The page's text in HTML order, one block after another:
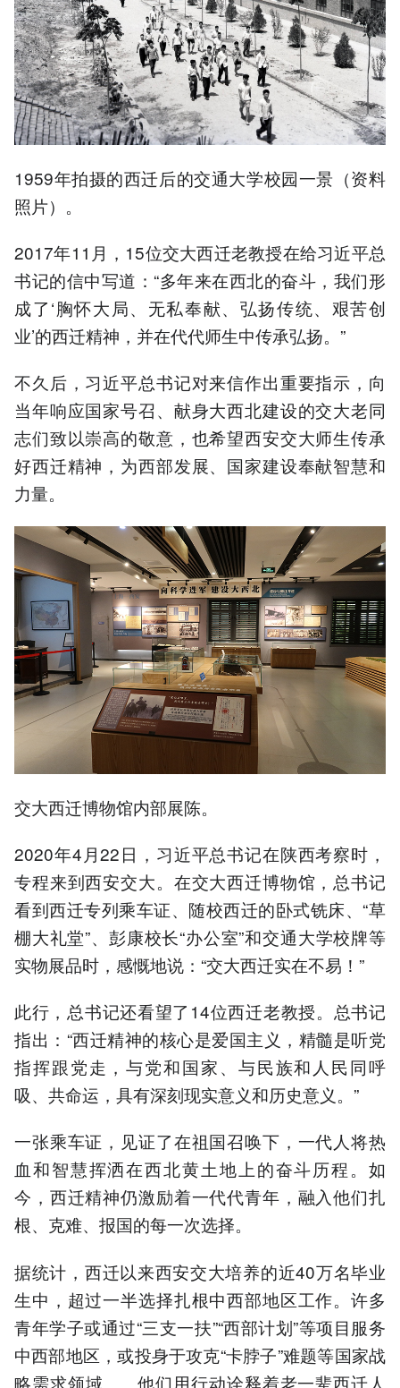
1959年拍摄的西迁后的交通大学校园一景（资料
照片）。
2017年11月，15位交大西迁老教授在给习近平总
书记的信中写道：“多年来在西北的奋斗，我们形
成了‘胸怀大局、无私奉献、弘扬传统、艰苦创
业’的西迁精神，并在代代师生中传承弘扬。”
不久后，习近平总书记对来信作出重要指示，向
当年响应国家号召、献身大西北建设的交大老同
志们致以崇高的敬意，也希望西安交大师生传承
好西迁精神，为西部发展、国家建设奉献智慧和
力量。
交大西迁博物馆内部展陈。
2020年4月22日，习近平总书记在陕西考察时，
专程来到西安交大。在交大西迁博物馆，总书记
看到西迁专列乘车证、随校西迁的卧式铣床、“草
棚大礼堂”、彭康校长“办公室”和交通大学校牌等
实物展品时，感慨地说：“交大西迁实在不易！”
此行，总书记还看望了14位西迁老教授。总书记
指出：“西迁精神的核心是爱国主义，精髓是听党
指挥跟党走，与党和国家、与民族和人民同呼
吸、共命运，具有深刻现实意义和历史意义。”
一张乘车证，见证了在祖国召唤下，一代人将热
血和智慧挥洒在西北黄土地上的奋斗历程。如
今，西迁精神仍激励着一代代青年，融入他们扎
根、克难、报国的每一次选择。
据统计，西迁以来西安交大培养的近40万名毕业
生中，超过一半选择扎根中西部地区工作。许多
青年学子或通过“三支一扶”“西部计划”等项目服务
中西部地区，或投身于攻克“卡脖子”难题等国家战
略需求领域……他们用行动诠释着老一辈西迁人